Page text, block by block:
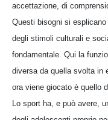
accettazione, di
Questi bisogni si
degli stimoli culturali e
fondamentale. Qui la
diversa da quella svolta in
ora viene giocato è quello
Lo sport ha, e può avere,